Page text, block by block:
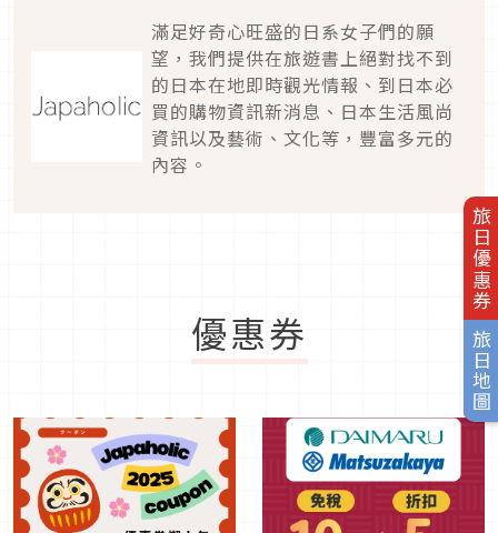
旅日優惠券
旅日地圖
滿足好奇心旺盛的日系女子們的願
望，我們提供在旅遊書上絕對找不到
的日本在地即時觀光情報、到日本必
買的購物資訊新消息、日本生活風尚
資訊以及藝術、文化等，豐富多元的
內容。
優惠券